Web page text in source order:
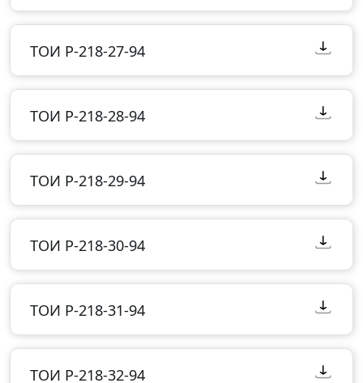
ТОИ Р-218-27-94
ТОИ Р-218-28-94
ТОИ Р-218-29-94
ТОИ Р-218-30-94
ТОИ Р-218-31-94
ТОИ Р-218-32-94